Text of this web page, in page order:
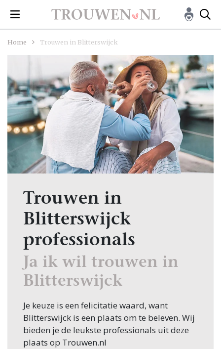
Home Trouwen in Blitterswijck
Trouwen in
Blitterswijck
professionals
Ja ik wil trouwen in
Blitterswijck
Je keuze is een felicitatie waard, want
Blitterswijck is een plaats om te beleven. Wij
bieden je de leukste professionals uit deze
plaats op Trouwen.nl